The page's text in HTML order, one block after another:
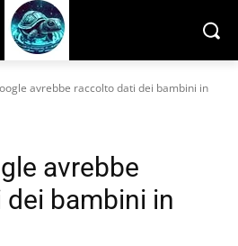
avrebbe raccolto dati dei bambini in
avrebbe
bambini in